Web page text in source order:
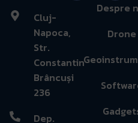
Cluj-
Napoca,
Str.
Constantin
Brâncuși
236
Dep.
Despre
Drone